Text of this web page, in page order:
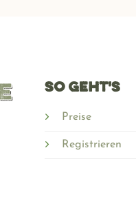
SO GEHT'S
Preise
Registrieren